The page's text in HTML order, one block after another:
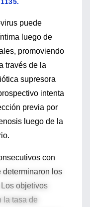
puede
luego de
promoviendo
través de la
supresora
intenta
previa por
luego de la
con
determinaron los
objetivos
la tasa de